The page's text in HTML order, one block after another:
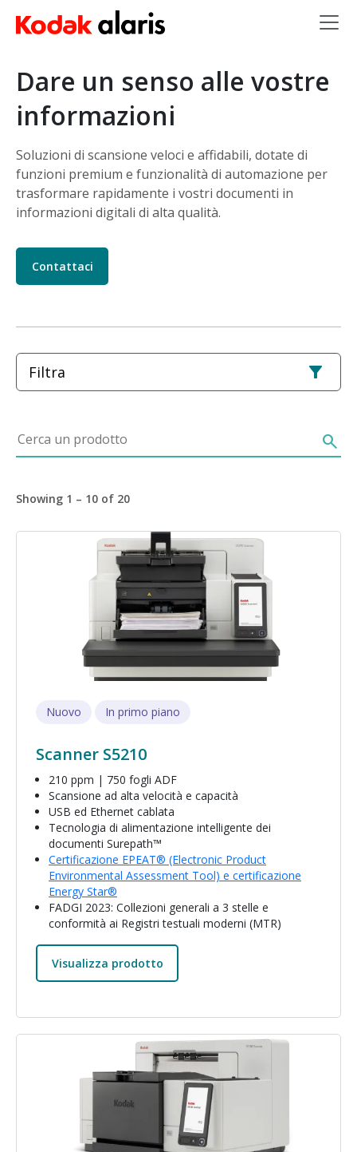
Salta al contenuto principale
Dare un senso alle vostre
informazioni
Soluzioni di scansione veloci e affidabili, dotate di
funzioni premium e funzionalità di automazione per
trasformare rapidamente i vostri documenti in
informazioni digitali di alta qualità.
Contattaci
Filtra
Cerca un prodotto search
Showing 1 – 10 of 20
Immagine
Nuovo In primo piano
Scanner S5210
210 ppm | 750 fogli ADF
Scansione ad alta velocità e capacità
USB ed Ethernet cablata
Tecnologia di alimentazione intelligente dei
documenti Surepath™
Certificazione EPEAT® (Electronic Product
Environmental Assessment Tool) e certificazione
Energy Star®
FADGI 2023: Collezioni generali a 3 stelle e
conformità ai Registri testuali moderni (MTR)
Visualizza prodotto